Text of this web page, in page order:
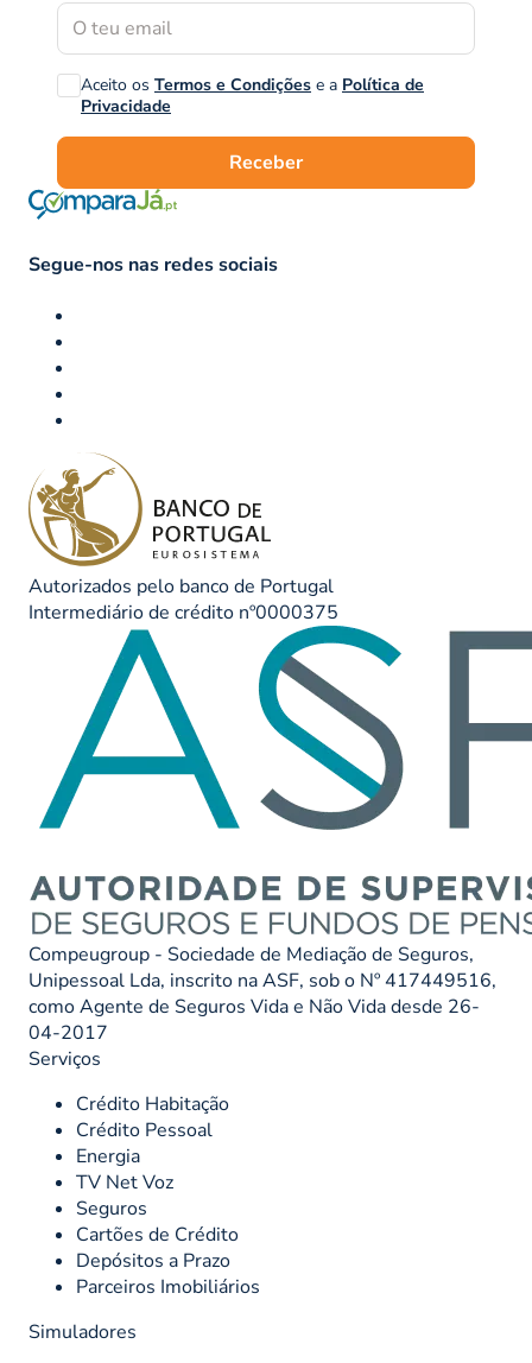
Aceito os Termos e Condições e a Política de
Privacidade
Receber
Segue-nos nas redes sociais
Autorizados pelo banco de Portugal
Intermediário de crédito nº0000375
Compeugroup - Sociedade de Mediação de Seguros,
Unipessoal Lda, inscrito na ASF, sob o Nº 417449516,
como Agente de Seguros Vida e Não Vida desde 26-
04-2017
Serviços
Crédito Habitação
Crédito Pessoal
Energia
TV Net Voz
Seguros
Cartões de Crédito
Depósitos a Prazo
Parceiros Imobiliários
Simuladores